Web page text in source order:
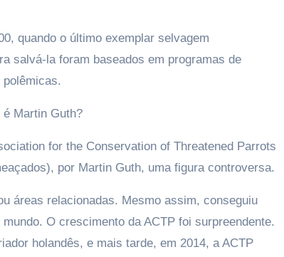
quando o último exemplar selvagem
salvá-la foram baseados em programas de
Martin Guth?
for the Conservation of Threatened Parrots
por Martin Guth, uma figura controversa.
áreas relacionadas. Mesmo assim, conseguiu
O crescimento da ACTP foi surpreendente.
holandês, e mais tarde, em 2014, a ACTP